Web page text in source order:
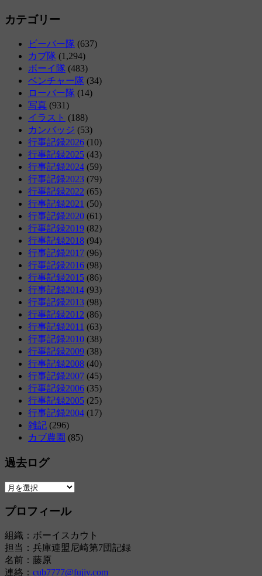
カテゴリー
ビーバー隊 (637)
カブ隊 (1,294)
ボーイ隊 (483)
ベンチャー隊 (34)
ローバー隊 (14)
写真 (931)
イラスト (188)
カンバッジ (53)
行事記録2026 (10)
行事記録2025 (43)
行事記録2024 (59)
行事記録2023 (79)
行事記録2022 (65)
行事記録2021 (50)
行事記録2020 (61)
行事記録2019 (82)
行事記録2018 (94)
行事記録2017 (96)
行事記録2016 (98)
行事記録2015 (86)
行事記録2014 (93)
行事記録2013 (98)
行事記録2012 (86)
行事記録2011 (63)
行事記録2010 (38)
行事記録2009 (38)
行事記録2008 (40)
行事記録2007 (45)
行事記録2006 (35)
行事記録2005 (25)
行事記録2004 (17)
雑記 (296)
カブ農園 (85)
過去ログ
過
ロ
プロフィール
組織：ボーイスカウト
担当：兵庫連盟尼崎第7団記録
名前：藤原
連絡： cub7777@fujiv.com